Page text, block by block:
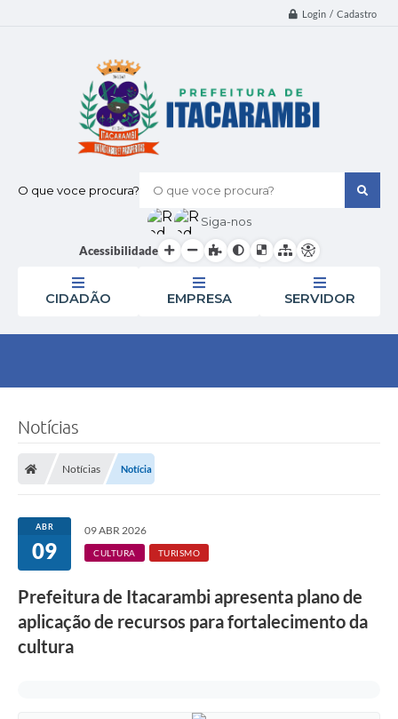
Login / Cadastro
O que voce procura?
Siga-nos
Acessibilidade
CIDADÃO EMPRESA SERVIDOR
Notícias
Notícias Notícia
ABR
09
09 ABR 2026
CULTURA TURISMO
Prefeitura de Itacarambi apresenta plano de
aplicação de recursos para fortalecimento da
cultura